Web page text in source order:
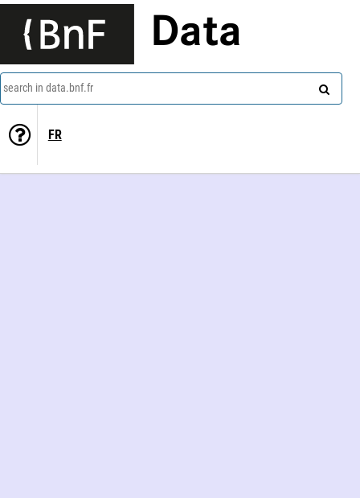
Data
search in data.bnf.fr
FR